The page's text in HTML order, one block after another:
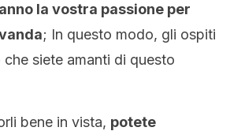
la vostra passione per
; In questo modo, gli ospiti
siete amanti di questo
bene in vista, potete